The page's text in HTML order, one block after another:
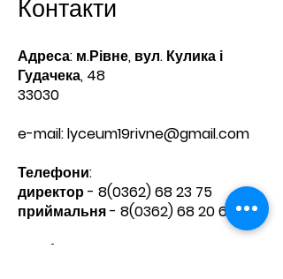
Контакти
Адреса: м.Рівне, вул. Кулика і
Гудачека, 48
33030
e-mail:lyceum19rivne@gmail.com
Телефони:​
директор - 8(0362) 68 23 75
приймальня - 8(0362) 68 20 60
Зв'яжіться з нами